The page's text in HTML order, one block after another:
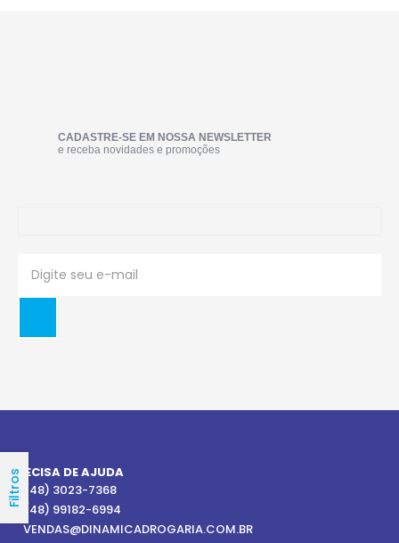
Filtros
CADASTRE-SE EM NOSSA NEWSLETTER
e receba novidades e promoções
PRECISA DE AJUDA
(48) 3023-7368
(48) 99182-6994
VENDAS@DINAMICADROGARIA.COM.BR